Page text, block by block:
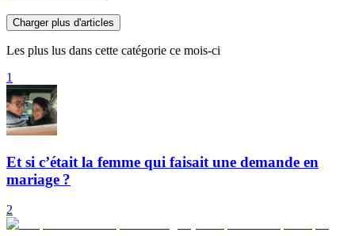
Charger plus d'articles
Les plus lus dans cette catégorie ce mois-ci
1
Et si c’était la femme qui faisait une demande en
mariage ?
2